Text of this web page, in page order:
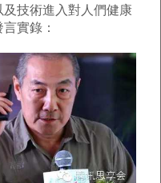
技術進入對人們健康
實錄：